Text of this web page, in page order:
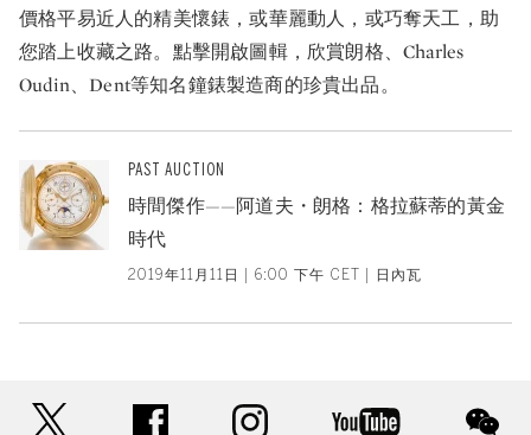
價格平易近人的精美懷錶，或華麗動人，或巧奪天工，助
您踏上收藏之路。點擊開啟圖輯，欣賞朗格、Charles
Oudin、Dent等知名鐘錶製造商的珍貴出品。
PAST AUCTION
時間傑作——阿道夫・朗格：格拉蘇蒂的黃金
時代
2019年11月11日 | 6:00 下午 CET | 日內瓦
facebook instagram youtube